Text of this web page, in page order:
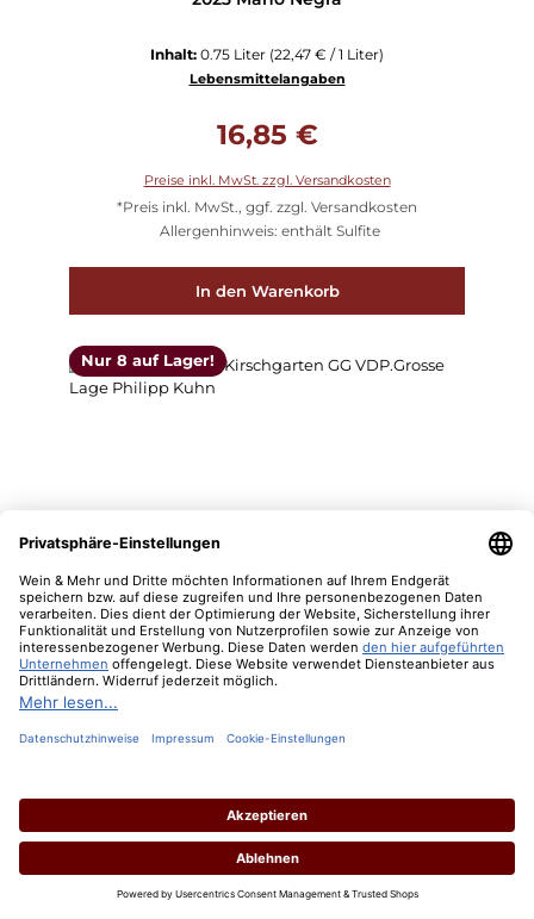
Inhalt: 0.75 Liter (22,47 € / 1 Liter)
Lebensmittelangaben
16,85 €
Preise inkl. MwSt. zzgl. Versandkosten
*Preis inkl. MwSt., ggf. zzgl. Versandkosten
Allergenhinweis: enthält Sulfite
In den Warenkorb
Nur 8 auf Lager!
2024 Kirschgarten GG Pinot Blanc
Inhalt:0.75 Liter(45,07 € / 1 Liter)
Lebensmittelangaben
Regulärer Preis:
33,80 €